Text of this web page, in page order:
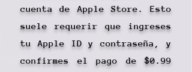
cuenta de Apple Store. Esto
suele requerir que ingreses
tu Apple ID y contraseña, y
confirmes el pago de $0.99